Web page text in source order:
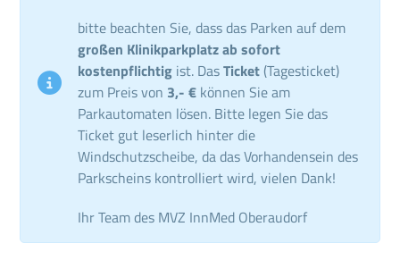
bitte beachten Sie, dass das Parken auf dem
großen Klinikparkplatz ab sofort
kostenpflichtig ist. DasTicket (Tagesticket)
zum Preis von 3,- € können Sie am
Parkautomaten lösen. Bitte legen Sie das
Ticket gut leserlich hinter die
Windschutzscheibe, da das Vorhandensein des
Parkscheins kontrolliert wird, vielen Dank!
Ihr Team des MVZ InnMed Oberaudorf